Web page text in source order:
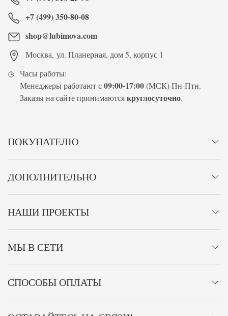
+7 (499) 350-80-08
shop@lubimova.com
Москва, ул. Планерная, дом 5, корпус 1
Часы работы:
Менеджеры работают с09:00-17:00(МСК) Пн-Птн.
Заказы на сайте принимаютсякруглосуточно.
ПОКУПАТЕЛЮ
ДОПОЛНИТЕЛЬНО
НАШИ ПРОЕКТЫ
МЫ В СЕТИ
СПОСОБЫ ОПЛАТЫ